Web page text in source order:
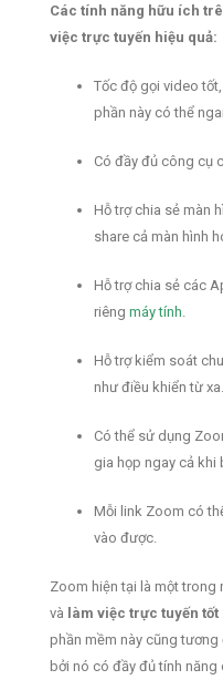
Các tính năng hữu ích
việc trực tuyến hiệu quả:
Tốc độ gọi video
phần này có thể
Có đầy đủ công cụ
Hỗ trợ chia sẻ màn
share cả màn hình
Hỗ trợ chia sẻ các
riêng máy tính
Hỗ trợ kiểm soát
như điều khiển từ xa.
Có thể sử dụng
gia họp ngay cả khi
Mỗi link Zoom có
vào được.
Zoom hiện tại là một trong
và làm việc trực tuyến tốt
phần mềm này cũng
bởi nó có đầy đủ tính